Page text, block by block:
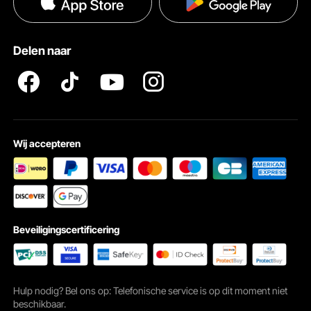
Hulp en veelgestelde vragen
Delen naar
Wij accepteren
Beveiligingscertificering
Hulp nodig? Bel ons op: Telefonische service is op dit moment niet
beschikbaar.